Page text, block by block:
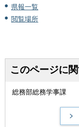
県報一覧
閲覧場所
このページに
総務部総務学事課